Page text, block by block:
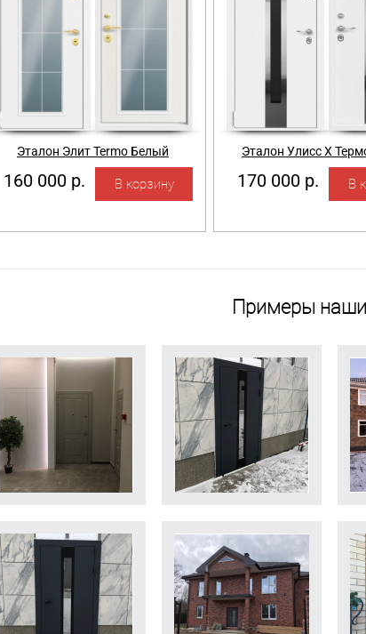
Эталон Элит Termo Белый
160 000 р.
Эталон Улисс Х
170 000 р.
Примеры